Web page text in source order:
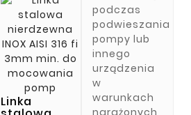
Linka
podczas
podwieszania
pompy lub
innego
urządzenia
w
warunkach
narażonych